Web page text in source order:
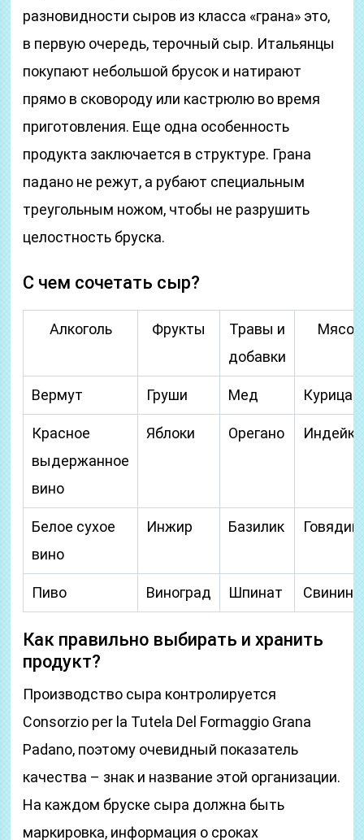
разновидности сыров из класса «грана» это,
в первую очередь, терочный сыр. Итальянцы
покупают небольшой брусок и натирают
прямо в сковороду или кастрюлю во время
приготовления. Еще одна особенность
продукта заключается в структуре. Грана
падано не режут, а рубают специальным
треугольным ножом, чтобы не разрушить
целостность бруска.
С чем сочетать сыр?
Алкоголь Фрукты
Травы и
добавки
Мясо
Вермут Груши Мед Курица
Красное
выдержанное
вино
Яблоки Орегано Индейка
Белое сухое
вино
Инжир Базилик
Пиво Виноград Шпинат Свинина
Как правильно выбирать и хранить
продукт?
Производство сыра контролируется
Consorzio per la Tutela Del Formaggio Grana
Padano, поэтому очевидный показатель
качества – знак и название этой организации.
На каждом бруске сыра должна быть
маркировка, информация о сроках